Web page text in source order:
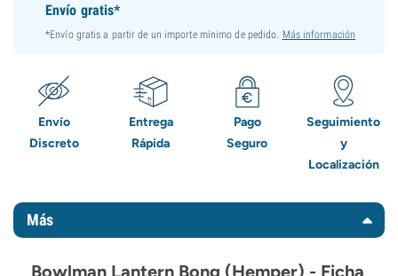
Envío gratis*
*Envío gratis a partir de un importe mínimo de pedido. Más información
Envío
Discreto
Entrega
Rápida
Pago
Seguro
Seguimiento
y
Localización
Más
Bowlman Lantern Bong (Hemper) - Ficha